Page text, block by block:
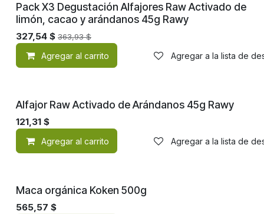
¡Nuevo!
Pack X3 Degustación Alfajores Raw Activado de
limón, cacao y arándanos 45g Rawy
327,54 $ 363,93$
Agregar al carrito Agregar a la lista de
¡Nuevo!
Alfajor Raw Activado de Arándanos 45g Rawy
121,31 $
Agregar al carrito Agregar a la lista de
Orgánico
Maca orgánica Koken 500g
565,57 $